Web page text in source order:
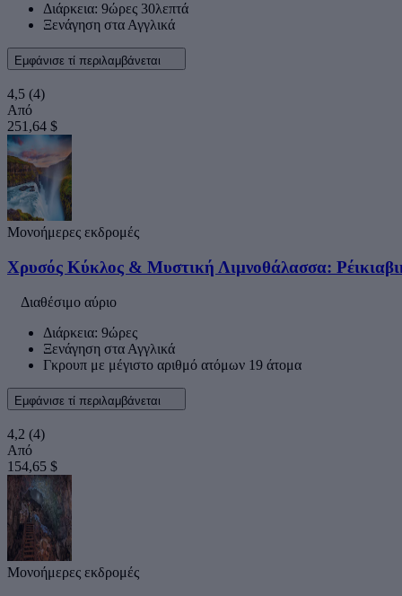
Διάρκεια: 9ώρες 30λεπτά
Ξενάγηση στα Αγγλικά
Εμφάνισε τί περιλαμβάνεται
4,5 (4)
Από
251,64 $
Μονοήμερες εκδρομές
Χρυσός Κύκλος & Μυστική Λιμνοθάλασσα:
Διαθέσιμο αύριο
Διάρκεια: 9ώρες
Ξενάγηση στα Αγγλικά
Γκρουπ με μέγιστο αριθμό ατόμων 19 άτομα
Εμφάνισε τί περιλαμβάνεται
4,2 (4)
Από
154,65 $
Μονοήμερες εκδρομές